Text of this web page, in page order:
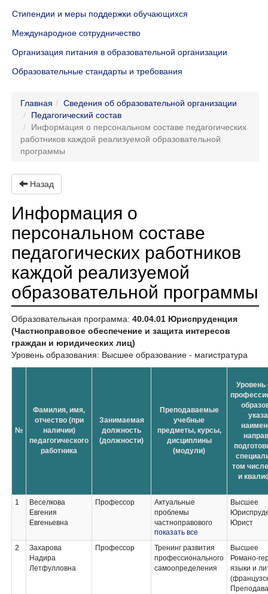
Стипендии и меры поддержки обучающихся
Международное сотрудничество
Организация питания в образовательной организации
Образовательные стандарты и требования
Главная
Сведения об образовательной организации
Педагогический состав
Информация о персональном составе педагогических
работников каждой реализуемой образовательной
программы
Назад
Информация о
персональном составе
педагогических работников
каждой реализуемой
образовательной программы
Образовательная программа: 40.04.01 Юриспруденция
(Частноправовое обеспечение и защита интересов
граждан и юридических лиц)
Уровень образования: Высшее образование - магистратура
№
Фамилия, имя,
отчество (при
наличии)
педагогического
работника
Занимаемая
должность
(должности)
Преподаваемые
учебные
предметы, курсы,
дисциплины
(модули)
Уровень
том
и
1
Веселкова
Евгения
Евгеньевна
Профессор
Актуальные
проблемы
частноправового
обеспечения и
защиты интересов
граждан и
юридических лиц;
Участники
показать все
Высшее
Юрист
2
Захарова
Надира
Летфулловна
Профессор
Тренинг развития
профессионального
самоопределения
Высшее
Романо-
языки и